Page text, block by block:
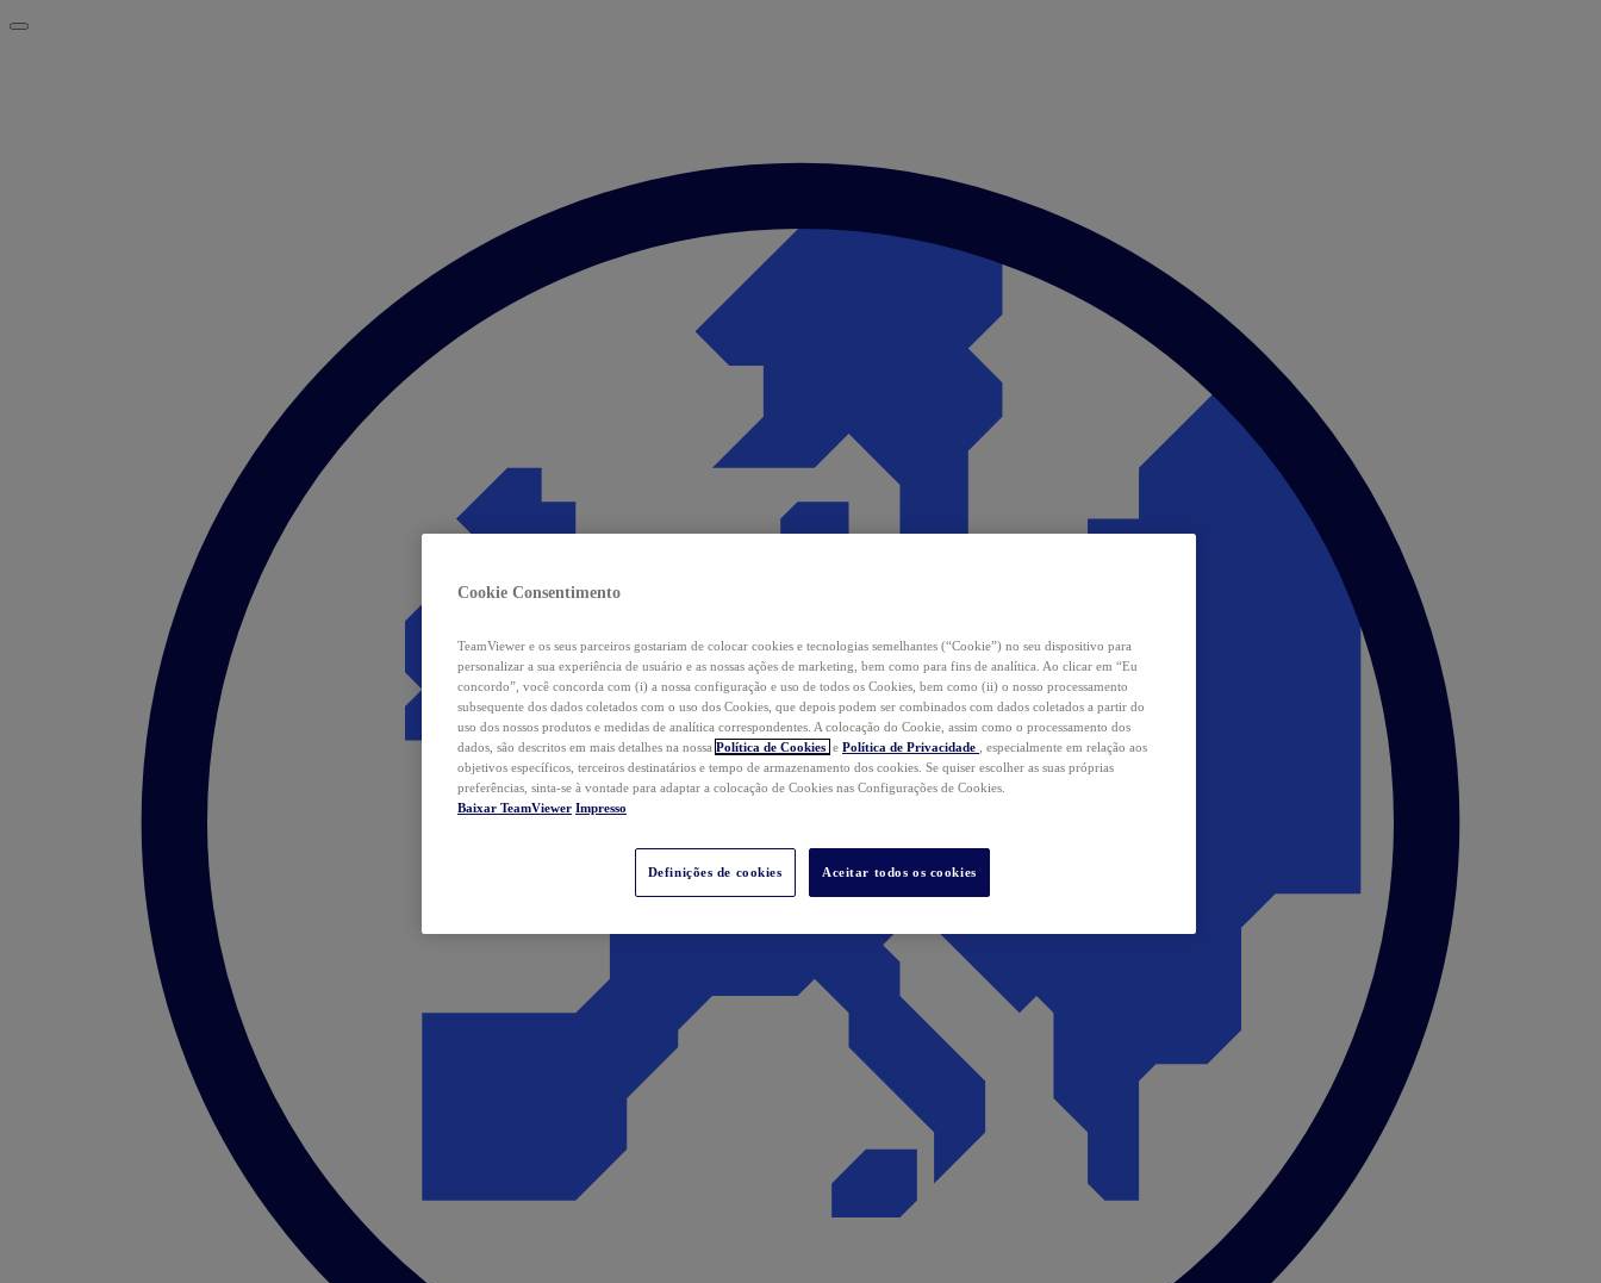
Cookie Consentimento
TeamViewer e os seus parceiros gostariam de colocar cookies e tecnologias semelhantes (“Cookie”) no seu dispositivo para
personalizar a sua experiência de usuário e as nossas ações de marketing, bem como para fins de analítica. Ao clicar em “Eu
concordo”, você concorda com (i) a nossa configuração e uso de todos os Cookies, bem como (ii) o nosso processamento
subsequente dos dados coletados com o uso dos Cookies, que depois podem ser combinados com dados coletados a partir do
uso dos nossos produtos e medidas de analítica correspondentes. A colocação do Cookie, assim como o processamento dos
dados, são descritos em mais detalhes na nossa Política de Cookies e Política de Privacidade
, especialmente em relação aos
objetivos específicos, terceiros destinatários e tempo de armazenamento dos cookies. Se quiser escolher as suas próprias
preferências, sinta-se à vontade para adaptar a colocação de Cookies nas Configurações de Cookies.
Baixar TeamViewer Impresso
Definições de cookies Aceitar todos os cookies